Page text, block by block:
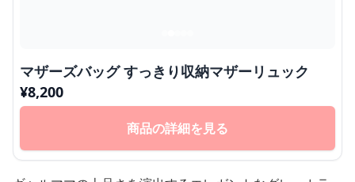
マザーズバッグ すっきり収納マザーリュック
¥8,200
商品の詳細を見る